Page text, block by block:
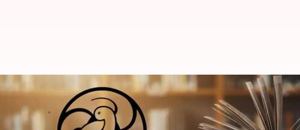
NCERT ने कक्षा 9 की पाठ्यपुस्तक में
लेखन गजेंद्र Jun 25, 2026 05:39 pm